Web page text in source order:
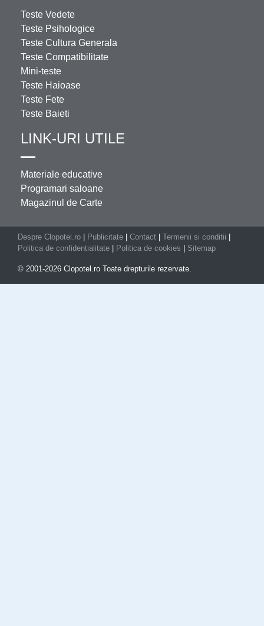
Teste Vedete
Teste Psihologice
Teste Cultura Generala
Teste Compatibilitate
Mini-teste
Teste Haioase
Teste Fete
Teste Baieti
LINK-URI UTILE
Materiale educative
Programari saloane
Magazinul de Carte
Despre Clopotel.ro Publicitate Contact Termenii si conditii
Politica de confidentialitate
Politica de cookies Sitemap
© 2001-2026 Clopotel.ro Toate drepturile rezervate.